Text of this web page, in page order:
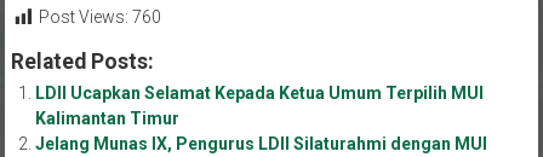
LDII Ucapkan Selamat Kepada Ketua Umum Terpilih MUI
Kalimantan Timur
Jelang Munas IX, Pengurus LDII Silaturahmi dengan MUI
Kalimantan Timur